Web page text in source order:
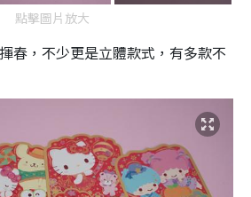
點擊圖片放大
春，不少更是立體款式，有多款不